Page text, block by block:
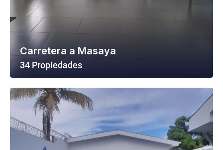
Carretera a Masaya
34 Propiedades
Ver Todas Las Propiedades